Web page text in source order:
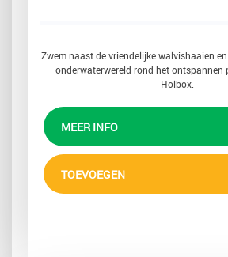
Zwem naast de vriendelijke walvishaaien
onderwaterwereld rond het ontspannen
Holbox.
MEER INFO
TOEVOEGEN